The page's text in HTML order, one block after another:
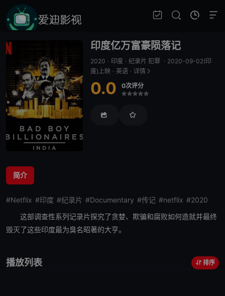
印度亿万富豪陨落记
2020 · 印度 · 纪录片 犯罪 · 2020-09-02(印
度)上映 · 英语 · 详情
0.0 0次评分
很差
较差
还行推荐力荐
简介
#Netflix #印度 #纪录片 #Documentary #传记 #netflix #2020
这部调查性系列记录片探究了贪婪、欺骗和腐败如何造就并最终
毁灭了这些印度最为臭名昭著的大亨。
播放列表 排序